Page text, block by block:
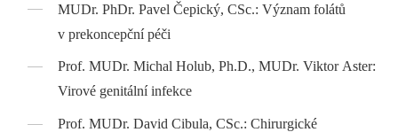
MUDr. PhDr. Pavel Čepický, CSc.: Význam folátů
v prekoncepční péči
Prof. MUDr. Michal Holub, Ph.D., MUDr. Viktor Aster:
Virové genitální infekce
Prof. MUDr. David Cibula, CSc.: Chirurgické